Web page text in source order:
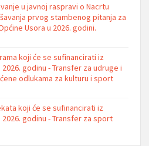
u javnoj raspravi o Nacrtu
prvog stambenog pitanja za
Usora u 2026. godini.
koji će se sufinancirati iz
godinu - Transfer za udruge i
odlukama za kulturu i sport
koji će se sufinancirati iz
godinu - Transfer za sport